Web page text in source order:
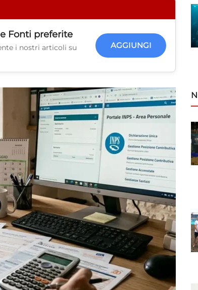
Fonti preferite
i nostri articoli su
AGGIUNGI